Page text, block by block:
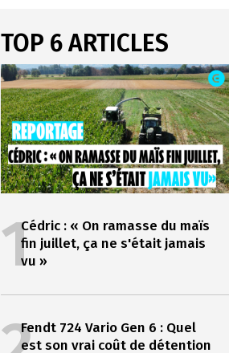
TOP 6 ARTICLES
1Cédric : « On ramasse du maïs
fin juillet, ça ne s'était jamais
vu »
Fendt 724 Vario Gen 6 : Quel
est son vrai coût de détention